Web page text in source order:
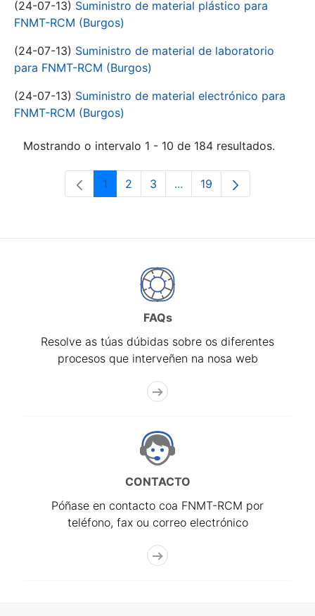
(24-07-13) Suministro de material plástico para
FNMT-RCM (Burgos)
(24-07-13) Suministro de material de laboratorio
para FNMT-RCM (Burgos)
(24-07-13) Suministro de material electrónico para
FNMT-RCM (Burgos)
Mostrando o intervalo 1 - 10 de 184 resultados.
Páxina
1 Páxina
2 Páxina
3 ...Páxinas intermedias Use
Páxina
19
FAQs
Resolve as túas dúbidas sobre os diferentes
procesos que interveñen na nosa web
CONTACTO
Póñase en contacto coa FNMT-RCM por
teléfono, fax ou correo electrónico